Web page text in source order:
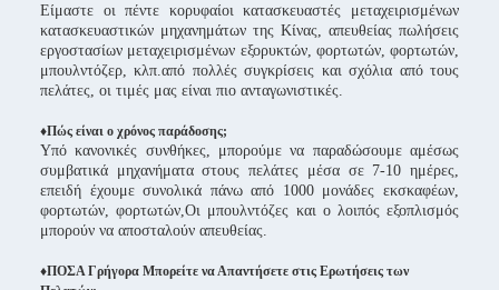
Είμαστε οι πέντε κορυφαίοι κατασκευαστές μεταχειρισμένων
κατασκευαστικών μηχανημάτων της Κίνας, απευθείας πωλήσεις
εργοστασίων μεταχειρισμένων εξορυκτών, φορτωτών, φορτωτών,
μπουλντόζερ, κλπ.από πολλές συγκρίσεις και σχόλια από τους
πελάτες, οι τιμές μας είναι πιο ανταγωνιστικές.
♦Πώς είναι ο χρόνος παράδοσης;
Υπό κανονικές συνθήκες, μπορούμε να παραδώσουμε αμέσως
συμβατικά μηχανήματα στους πελάτες μέσα σε 7-10 ημέρες,
επειδή έχουμε συνολικά πάνω από 1000 μονάδες εκσκαφέων,
φορτωτών, φορτωτών,Οι μπουλντόζες και ο λοιπός εξοπλισμός
μπορούν να αποσταλούν απευθείας.
♦ΠΟΣΑ Γρήγορα Μπορείτε να Απαντήσετε στις Ερωτήσεις των